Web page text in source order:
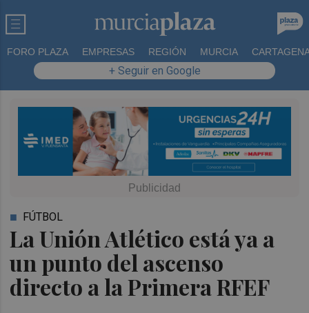
FORO PLAZA EMPRESAS REGIÓN MURCIA
+ Seguir en Google
La Unión Atlético está ya a
un punto del ascenso
directo a la Primera RFEF
FÚTBOL